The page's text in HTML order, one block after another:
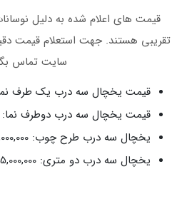
قیمت‌ های اعلام‌ شده به‌ دلیل
تقریبی هستند. جهت استعلام قیمت
سایت تماس
قیمت یخچال سه درب یک طرف نما: 95,000,000
قیمت یخچال سه درب دوطرف نما: 97,000,000 تومان
یخچال سه درب طرح چوب: 96,000,000 تومان
یخچال سه درب دو متری: 95,000,000 تومان